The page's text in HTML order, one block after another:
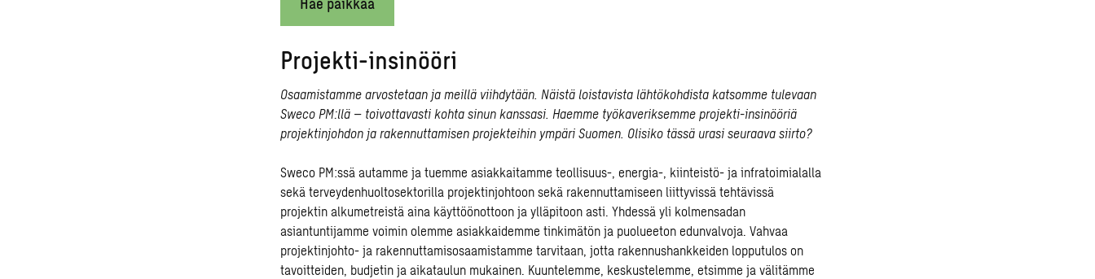
Projekti-insinööri
Osaamistamme arvostetaan ja meillä viihdytään. Näistä loistavista lähtökohdista katsomme tulevaan
Sweco PM:llä – toivottavasti kohta sinun kanssasi. Haemme työkaveriksemme projekti-insinööriä
projektinjohdon ja rakennuttamisen projekteihin ympäri Suomen. Olisiko tässä urasi seuraava siirto?
Sweco PM:ssä autamme ja tuemme asiakkaitamme teollisuus-, energia-, kiinteistö- ja infratoimialalla
sekä terveydenhuoltosektorilla projektinjohtoon sekä rakennuttamiseen liittyvissä tehtävissä
projektin alkumetreistä aina käyttöönottoon ja ylläpitoon asti. Yhdessä yli kolmensadan
asiantuntijamme voimin olemme asiakkaidemme tinkimätön ja puolueeton edunvalvoja. Vahvaa
projektinjohto- ja rakennuttamisosaamistamme tarvitaan, jotta rakennushankkeiden lopputulos on
tavoitteiden, budjetin ja aikataulun mukainen. Kuuntelemme, keskustelemme, etsimme ja välitämme